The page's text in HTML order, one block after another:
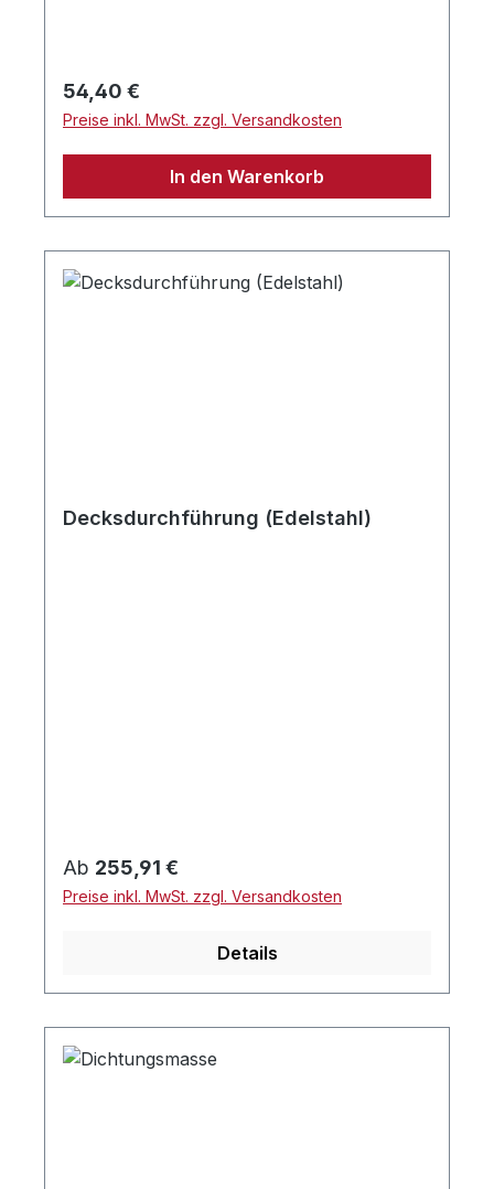
Regulärer Preis:
54,40 €
Preise inkl. MwSt. zzgl. Versandkosten
In den Warenkorb
Decksdurchführung (Edelstahl)
Regulärer Preis:
Ab 255,91 €
Preise inkl. MwSt. zzgl. Versandkosten
Details